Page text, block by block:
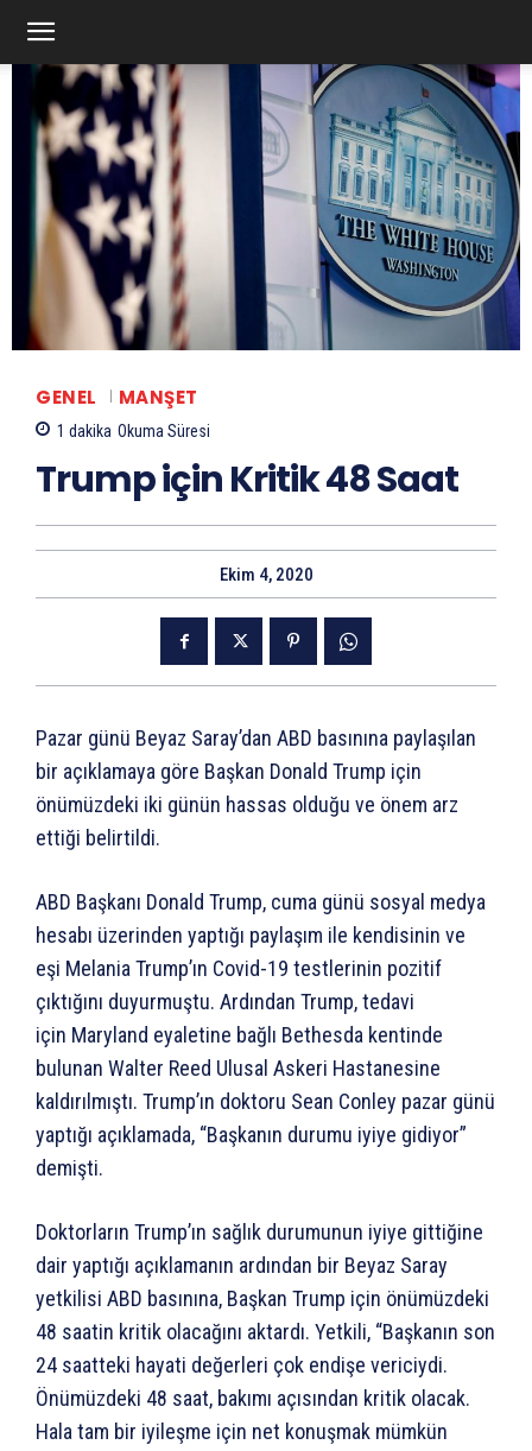
GENEL MANŞET
1 dakika Okuma Süresi
Trump için Kritik 48 Saat
Ekim 4, 2020
Pazar günü Beyaz Saray’dan ABD basınına paylaşılan
bir açıklamaya göre Başkan Donald Trump için
önümüzdeki iki günün hassas olduğu ve önem arz
ettiği belirtildi.
ABD Başkanı Donald Trump, cuma günü sosyal medya
hesabı üzerinden yaptığı paylaşım ile kendisinin ve
eşi Melania Trump’ın Covid-19 testlerinin pozitif
çıktığını duyurmuştu. Ardından Trump, tedavi
için Maryland eyaletine bağlı Bethesda kentinde
bulunan Walter Reed Ulusal Askeri Hastanesine
kaldırılmıştı. Trump’ın doktoru Sean Conley pazar günü
yaptığı açıklamada, “Başkanın durumu iyiye gidiyor”
demişti.
Doktorların Trump’ın sağlık durumunun iyiye gittiğine
dair yaptığı açıklamanın ardından bir Beyaz Saray
yetkilisi ABD basınına, Başkan Trump için önümüzdeki
48 saatin kritik olacağını aktardı. Yetkili, “Başkanın son
24 saatteki hayati değerleri çok endişe vericiydi.
Önümüzdeki 48 saat, bakımı açısından kritik olacak.
Hala tam bir iyileşme için net konuşmak mümkün